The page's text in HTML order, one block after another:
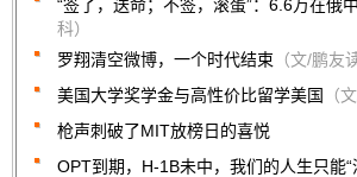
“签了，送命；不签，滚蛋”：6.6万在俄
科）
罗翔清空微博，一个时代结束 （文/鹏友
美国大学奖学金与高性价比留学美国
（
枪声刺破了MIT放榜日的喜悦
OPT到期，H-1B未中，我们的人生只能“